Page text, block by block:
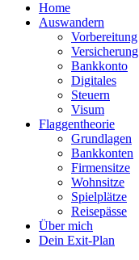
Home
Auswandern
Vorbereitung
Versicherung
Bankkonto
Digitales
Steuern
Visum
Flaggentheorie
Grundlagen
Bankkonten
Firmensitze
Wohnsitze
Spielplätze
Reisepässe
Über mich
Dein Exit-Plan